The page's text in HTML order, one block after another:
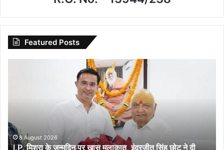
Featured Posts
मुलाकात,
इंद्रजीत
सिंह
8 August 2026
I.P. मिश्रा के जन्मदिन पर खास मुलाकात, इंद्रजीत सिंह छोटू ने दी